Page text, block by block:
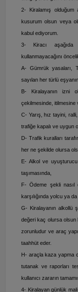
2- Kiralamış olduğum
kusurum olsun veya
kabul ediyorum.
3- Kiracı aşağıda
kullanmayacağını
A- Gümrük yasaları,
sayılan her türlü
B- Kiralayanın izni
çekilmesinde, itilmesine
C- Yarış, hız tayini,
trafiğe kapalı ve uygun
D- Trafik kuralları
her ne şekilde olursa
E- Alkol ve
taşımasında,
F- Ödeme şekli
karşılığında yolcu ya
G- Kiralayanın alkollü
değeri kaç olursa olsun
zorunludur ve araç
taahhüt eder.
H- araçla kaza yapma
tutanak ve raporları
kullanıcı zararın
4- Kiralayan günlük